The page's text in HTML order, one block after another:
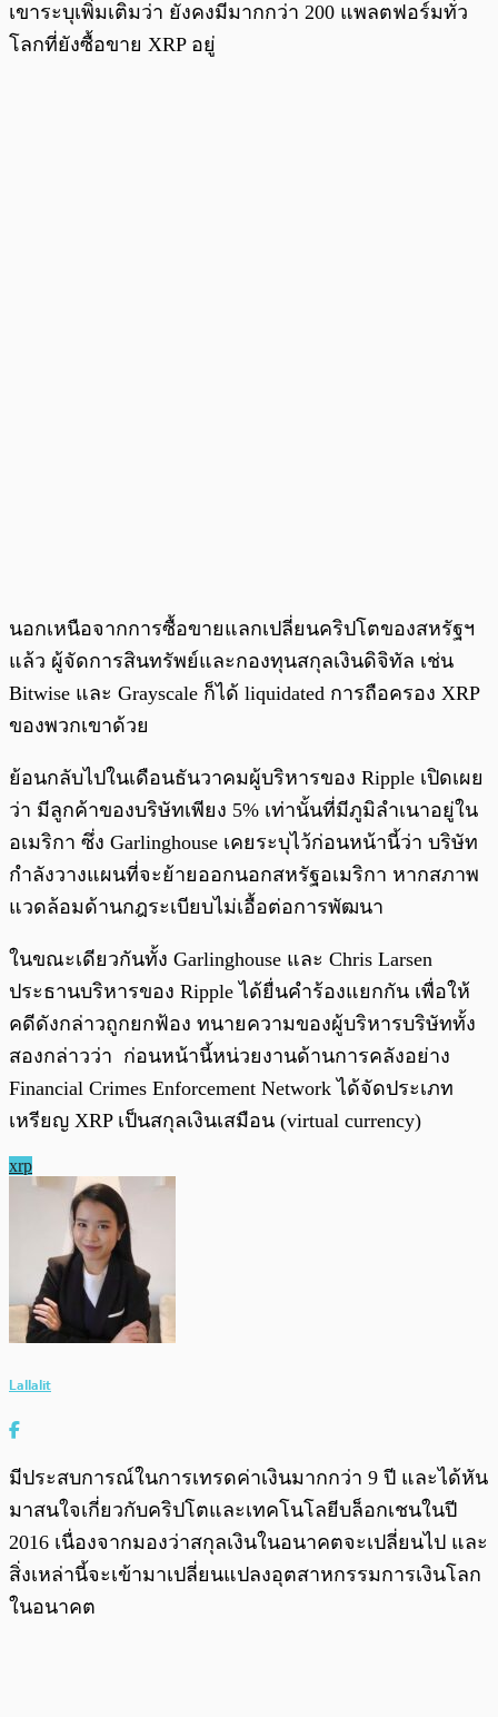
เขาระบุเพิ่มเติมว่า ยังคงมีมากกว่า 200 แพลตฟอร์มทั่ว
โลกที่ยังซื้อขาย XRP อยู่
นอกเหนือจากการซื้อขายแลกเปลี่ยนคริปโตของสหรัฐฯ
แล้ว ผู้จัดการสินทรัพย์และกองทุนสกุลเงินดิจิทัล เช่น
Bitwise และ Grayscale ก็ได้ liquidated การถือครอง XRP
ของพวกเขาด้วย
ย้อนกลับไปในเดือนธันวาคมผู้บริหารของ Ripple เปิดเผย
ว่า มีลูกค้าของบริษัทเพียง 5% เท่านั้นที่มีภูมิลำเนาอยู่ใน
อเมริกา ซึ่ง Garlinghouse เคยระบุไว้ก่อนหน้านี้ว่า บริษัท
กำลังวางแผนที่จะย้ายออกนอกสหรัฐอเมริกา หากสภาพ
แวดล้อมด้านกฎระเบียบไม่เอื้อต่อการพัฒนา
ในขณะเดียวกันทั้ง Garlinghouse และ Chris Larsen
ประธานบริหารของ Ripple ได้ยื่นคำร้องแยกกัน เพื่อให้
คดีดังกล่าวถูกยกฟ้อง ทนายความของผู้บริหารบริษัททั้ง
สองกล่าวว่า ก่อนหน้านี้หน่วยงานด้านการคลังอย่าง
Financial Crimes Enforcement Network ได้จัดประเภท
เหรียญ XRP เป็นสกุลเงินเสมือน (virtual currency)
xrp
Lallalit
มีประสบการณ์ในการเทรดค่าเงินมากกว่า 9 ปี และได้หัน
มาสนใจเกี่ยวกับคริปโตและเทคโนโลยีบล็อกเชนในปี
2016 เนื่องจากมองว่าสกุลเงินในอนาคตจะเปลี่ยนไป และ
สิ่งเหล่านี้จะเข้ามาเปลี่ยนแปลงอุตสาหกรรมการเงินโลก
ในอนาคต